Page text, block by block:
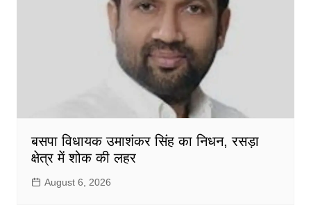
बसपा विधायक उमाशंकर सिंह का निधन, रसड़ा
क्षेत्र में शोक की लहर
August 6, 2026